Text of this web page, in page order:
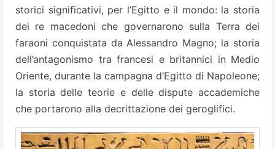
storici significativi, per l’Egitto e il mondo: la storia
dei re macedoni che governarono sulla Terra dei
faraoni conquistata da Alessandro Magno; la storia
dell’antagonismo tra francesi e britannici in Medio
Oriente, durante la campagna d’Egitto di Napoleone;
la storia delle teorie e delle dispute accademiche
che portarono alla decrittazione dei geroglifici.